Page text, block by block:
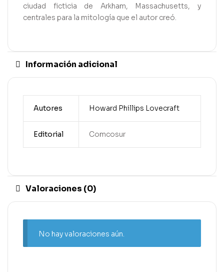
ciudad ficticia de Arkham, Massachusetts, y
centrales para la mitología que el autor creó.
Información adicional
Autores Howard Phillips Lovecraft
Editorial Comcosur
Valoraciones (0)
No hay valoraciones aún.